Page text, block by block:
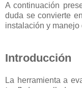
A continuación
duda se convierte
instalación y manejo
Introducción
La herramienta a